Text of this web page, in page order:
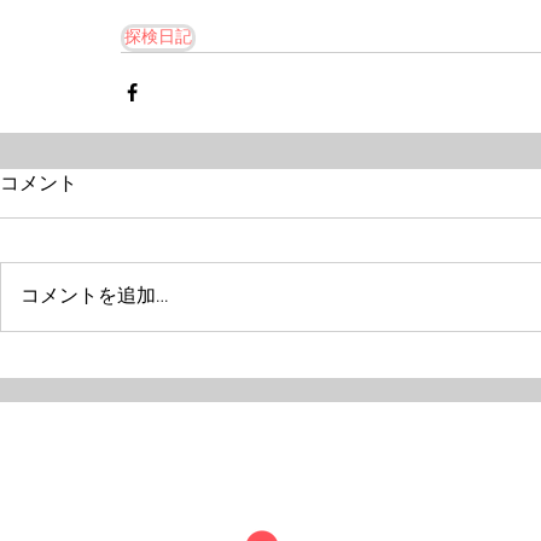
探検日記
コメント
コメントを追加…